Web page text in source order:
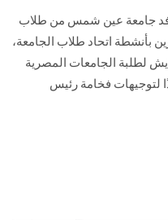
وفد جامعة عين شمس من طلاب
بأنشطة اتحاد طلاب الجامعة،
لطلبة الجامعات المصرية
لتوجيهات فخامة رئيس